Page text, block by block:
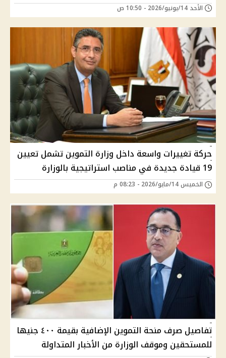
الأحد 14/يونيو/2026 - 10:50 ص
حركة تغييرات واسعة داخل وزارة التموين تشمل تعيين
19 قيادة جديدة في مناصب استراتيجية بالوزارة
الخميس 14/مايو/2026 - 08:23 م
تفاصيل صرف منحة التموين الإضافية بقيمة ٤٠٠ جنيها
للمستحقين وموقف الوزارة من الأخبار المتداولة